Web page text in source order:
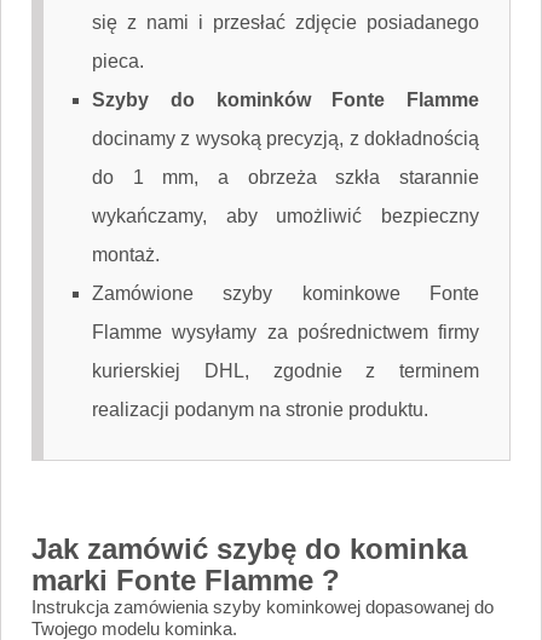
się z nami i przesłać zdjęcie posiadanego
pieca.
Szyby do kominków Fonte Flamme
docinamy z wysoką precyzją, z dokładnością
do 1 mm, a obrzeża szkła starannie
wykańczamy, aby umożliwić bezpieczny
montaż.
Zamówione szyby kominkowe Fonte
Flamme wysyłamy za pośrednictwem firmy
kurierskiej DHL, zgodnie z terminem
realizacji podanym na stronie produktu.
Jak zamówić szybę do kominka
marki Fonte Flamme ?
Instrukcja zamówienia szyby kominkowej dopasowanej do
Twojego modelu kominka.